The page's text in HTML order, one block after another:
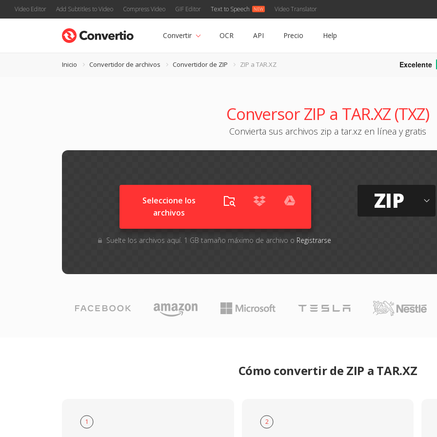
Video Editor Add Subtitles to Video Compress Video GIF Editor Text to Speech Video Translator
Convertir OCR API Precio Help
Inicio Convertidor de archivos Convertidor de ZIP ZIP a TAR.XZ Excelente
Conversor ZIP a TAR.XZ (TXZ)
Convierta sus archivos zip a tar.xz en línea y gratis
Seleccione los
archivos
Suelte los archivos aquí. 1 GB tamaño máximo de archivo o Registrarse
ZIP
Cómo convertir de ZIP a TAR.XZ
1 2